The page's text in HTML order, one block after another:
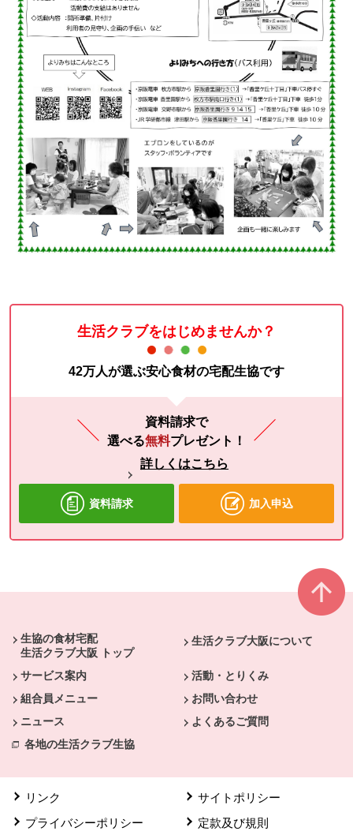
生活クラブをはじめませんか？
42万人が選ぶ安心食材の宅配生協です
資料請求で
選べる無料プレゼント！
詳しくはこちら
資料請求 加入申込
生協の食材宅配
生活クラブ大阪 トップ
生活クラブ大阪について
サービス案内
活動・とりくみ
組合員メニュー
お問い合わせ
ニュース
よくあるご質問
各地の生活クラブ生協
リンク
サイトポリシー
プライバシーポリシー
定款及び規則